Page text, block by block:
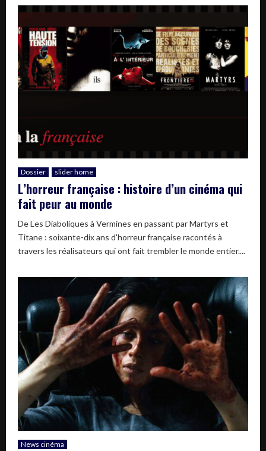
Dossier slider home
L’horreur française : histoire d’un cinéma qui
fait peur au monde
De Les Diaboliques à Vermines en passant par Martyrs et
Titane : soixante-dix ans d'horreur française racontés à
travers les réalisateurs qui ont fait trembler le monde entier....
News cinéma